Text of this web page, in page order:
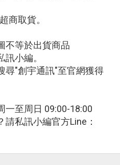
商取貨。
不等於出貨商品
小編。
尋"創宇通訊"至官網獲得
一至周日 09:00-18:00
私訊小編官方Line：